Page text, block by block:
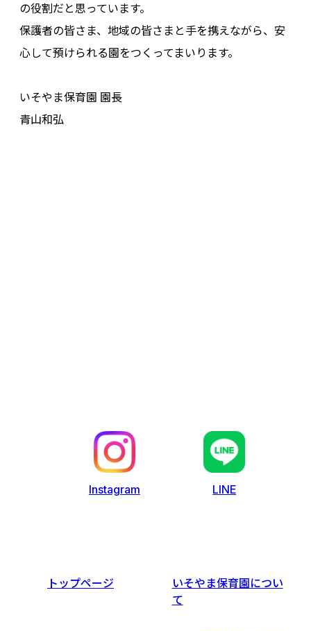
の役割だと思っています。
保護者の皆さま、地域の皆さまと手を携えながら、安
心して預けられる園をつくってまいります。
いそやま保育園 園長
青山和弘
Instagram LINE
トップページ
いそやま保育園につい
て